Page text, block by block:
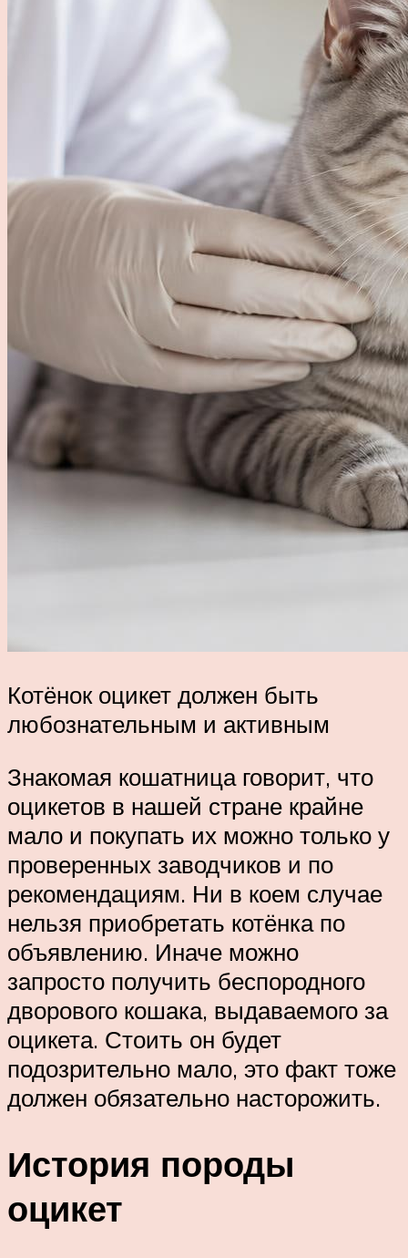
Котёнок оцикет должен быть
любознательным и активным
Знакомая кошатница говорит, что
оцикетов в нашей стране крайне
мало и покупать их можно только у
проверенных заводчиков и по
рекомендациям. Ни в коем случае
нельзя приобретать котёнка по
объявлению. Иначе можно
запросто получить беспородного
дворового кошака, выдаваемого за
оцикета. Стоить он будет
подозрительно мало, это факт тоже
должен обязательно насторожить.
История породы
оцикет